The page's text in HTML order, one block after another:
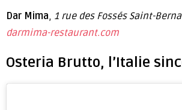
Dar Mima, 1 rue des Fossés Saint-
darmima-restaurant.com
Osteria Brutto, l’Italie